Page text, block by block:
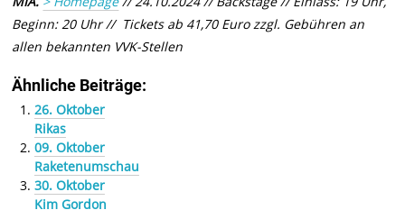
Beginn: 20 Uhr // Tickets ab 41,70 Euro zzgl. Gebühren an
allen bekannten VVK-Stellen
Ähnliche Beiträge:
26. Oktober
Rikas
09. Oktober
Raketenumschau
30. Oktober
Kim Gordon